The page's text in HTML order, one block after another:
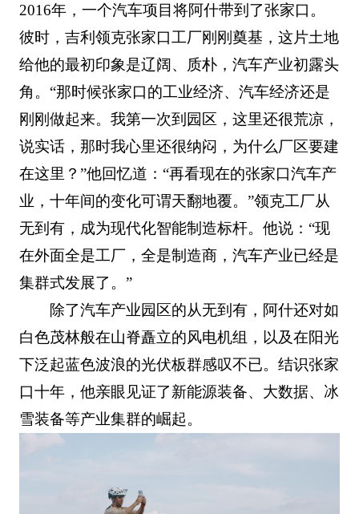
2016年，一个汽车项目将阿什带到了张家口。
彼时，吉利领克张家口工厂刚刚奠基，这片土地
给他的最初印象是辽阔、质朴，汽车产业初露头
角。“那时候张家口的工业经济、汽车经济还是
刚刚做起来。我第一次到园区，这里还很荒凉，
说实话，那时我心里还很纳闷，为什么厂区要建
在这里？”他回忆道：“再看现在的张家口汽车产
业，十年间的变化可谓天翻地覆。”领克工厂从
无到有，成为现代化智能制造标杆。他说：“现
在外面全是工厂，全是制造商，汽车产业已经是
集群式发展了。”
除了汽车产业园区的从无到有，阿什还对如
白色茂林般在山脊矗立的风电机组，以及在阳光
下泛起蓝色波浪的光伏板群感叹不已。结识张家
口十年，他亲眼见证了新能源装备、大数据、冰
雪装备等产业集群的崛起。